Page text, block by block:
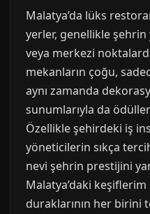
Malatya’da lüks
yerler, genellikle
veya merkezi
mekanların çoğu,
aynı zamanda
sunumlarıyla da
Özellikle şehirdeki iş
yöneticilerin sıkça
nevi şehrin prestijini
Malatya’daki keşiflerim
duraklarının her birini